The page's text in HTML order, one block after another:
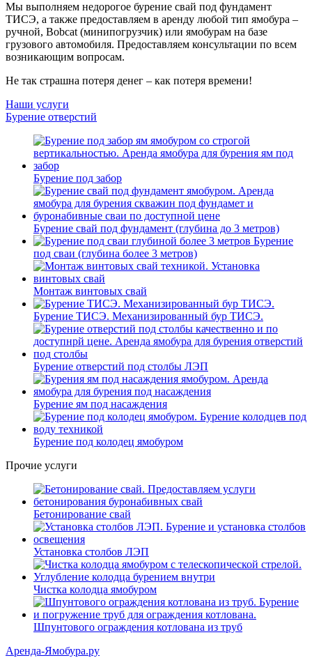
Мы выполняем недорогое бурение свай под фундамент
ТИСЭ, а также предоставляем в аренду любой тип ямобура –
ручной, Bobcat (минипогрузчик) или ямобурам на базе
грузового автомобиля. Предоставляем консультации по всем
возникающим вопросам.
Не так страшна потеря денег – как потеря времени!
Наши услуги
Бурение отверстий
Бурение под забор
Бурение свай под фундамент (глубина до 3 метров)
Бурение
под сваи (глубина более 3 метров)
Монтаж винтовых свай
Бурение ТИСЭ. Механизированный бур ТИСЭ.
Бурение отверстий под столбы ЛЭП
Бурение ям под насаждения
Бурение под колодец ямобуром
Прочие услуги
Бетонирование свай
Установка столбов ЛЭП
Чистка колодца ямобуром
Шпунтового ограждения котлована из труб
Аренда-Ямобура.ру